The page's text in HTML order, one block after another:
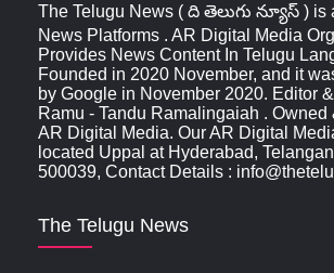
The Telugu News ( ది తెలుగు న్యూస్‌ ) is
News Platforms . AR Digital Media
Provides News Content In Telugu
Founded in 2020 November, and it
by Google in November 2020. Editor
Ramu - Tandu Ramalingaiah . Owned
AR Digital Media. Our AR Digital
located Uppal at Hyderabad,
500039, Contact Details :
The Telugu News